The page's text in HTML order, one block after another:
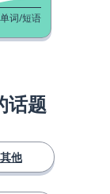
单词/短语
话题
其他